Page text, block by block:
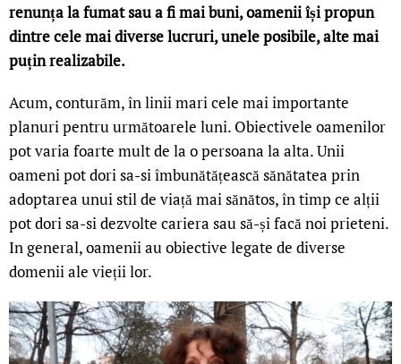
renunța la fumat sau a fi mai buni, oamenii își propun
dintre cele mai diverse lucruri, unele posibile, alte mai
puțin realizabile.
Acum, conturăm, în linii mari cele mai importante
planuri pentru următoarele luni. Obiectivele oamenilor
pot varia foarte mult de la o persoana la alta. Unii
oameni pot dori sa-si îmbunătățească sănătatea prin
adoptarea unui stil de viață mai sănătos, în timp ce alții
pot dori sa-si dezvolte cariera sau să-și facă noi prieteni.
In general, oamenii au obiective legate de diverse
domenii ale vieții lor.